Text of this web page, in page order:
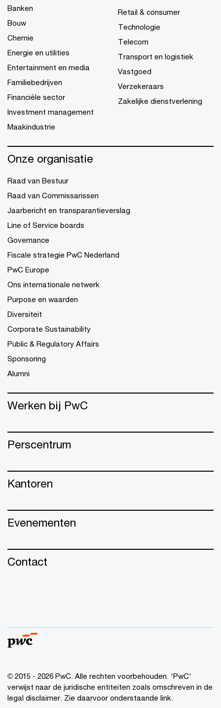
Banken
Bouw
Chemie
Energie en utilities
Entertainment en media
Familiebedrijven
Financiële sector
Investment management
Maakindustrie
Retail & consumer
Technologie
Telecom
Transport en logistiek
Vastgoed
Verzekeraars
Zakelijke dienstverlening
Onze organisatie
Raad van Bestuur
Raad van Commissarissen
Jaarbericht en transparantieverslag
Line of Service boards
Governance
Fiscale strategie PwC Nederland
PwC Europe
Ons internationale netwerk
Purpose en waarden
Diversiteit
Corporate Sustainability
Public & Regulatory Affairs
Sponsoring
Alumni
Werken bij PwC
Perscentrum
Kantoren
Evenementen
Contact
© 2015 - 2026 PwC. Alle rechten voorbehouden. 'PwC'
verwijst naar de juridische entiteiten zoals omschreven in de
legal disclaimer. Zie daarvoor onderstaande link.